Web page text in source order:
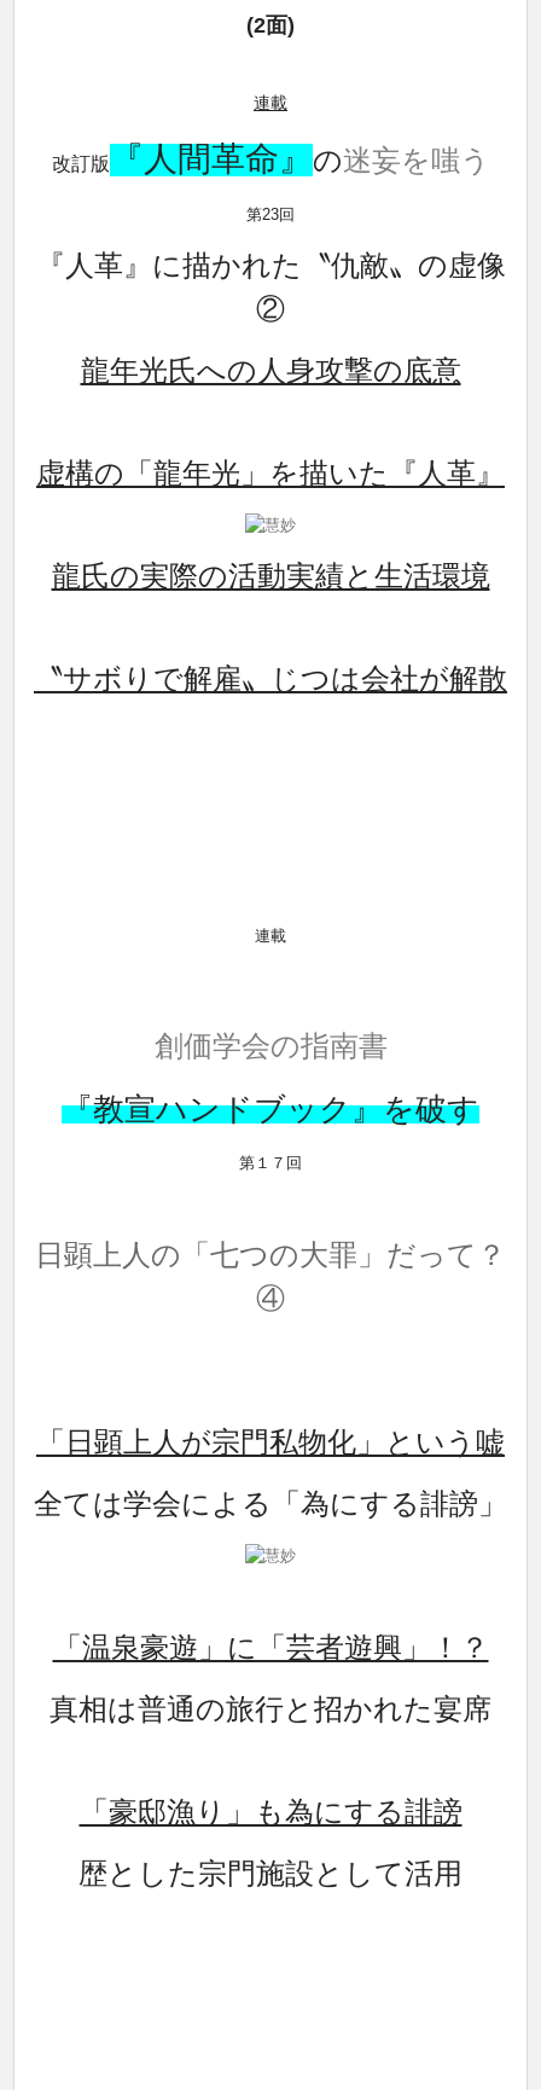
(2面)
連載
改訂版 『人間革命』 の迷妄を嗤う
第23回
『人革』に描かれた〝仇敵〟の虚像
②
龍年光氏への人身攻撃の底意
虚構の「龍年光」を描いた 『人革』
龍氏の実際の活動実績と生活環境
〝サボりで解雇〟じつは会社が解散
連載
創価学会の指南書
『教宣ハンドブック』を破す
第１７回
日顕上人の「七つの大罪」だって？
④
「日顕上人が宗門私物化」という嘘
全ては学会による「為にする誹謗」
「温泉豪遊」に「芸者遊興」！？
真相は普通の旅行と招かれた宴席
「豪邸漁り」も為にする誹謗
歴とした宗門施設として活用